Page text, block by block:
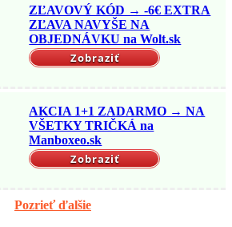
ZĽAVOVÝ KÓD → -6€ EXTRA
ZĽAVA NAVYŠE NA
OBJEDNÁVKU na Wolt.sk
Zobraziť
AKCIA 1+1 ZADARMO → NA
VŠETKY TRIČKÁ na
Manboxeo.sk
Zobraziť
Pozrieť ďalšie